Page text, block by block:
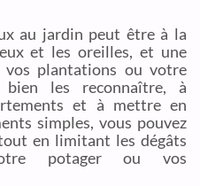
au jardin peut être à la
et les oreilles, et une
vos plantations ou votre
les reconnaître, à
et à mettre en
simples, vous pouvez
en limitant les dégâts
potager ou vos